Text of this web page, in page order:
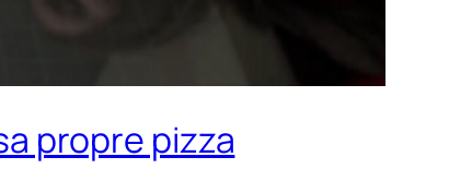
propre pizza